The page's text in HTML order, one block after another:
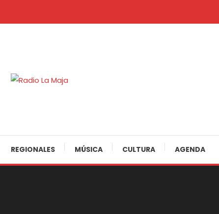
REGIONALES MÚSICA CULTURA AGENDA